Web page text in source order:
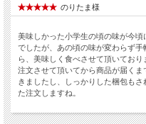
のりたま様
美味しかった小学生の頃の味が今
でしたが、あの頃の味が変わらず
ら、美味しく食べさせて頂いており
注文させて頂いてから商品が届く
きましたし、しっかりした梱包も
た注文しますね。